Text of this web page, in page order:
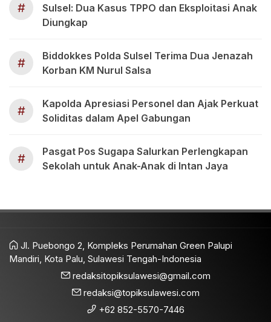
#
Sulsel: Dua Kasus TPPO dan Eksploitasi Anak
Diungkap
#
Biddokkes Polda Sulsel Terima Dua Jenazah
Korban KM Nurul Salsa
#
Kapolda Apresiasi Personel dan Ajak Perkuat
Soliditas dalam Apel Gabungan
#
Pasgat Pos Sugapa Salurkan Perlengkapan
Sekolah untuk Anak-Anak di Intan Jaya
Jl. Puebongo 2, Kompleks Perumahan Green Palupi
Mandiri, Kota Palu, Sulawesi Tengah-Indonesia
redaksitopiksulawesi@gmail.com
redaksi@topiksulawesi.com
+62 852-5570-7446